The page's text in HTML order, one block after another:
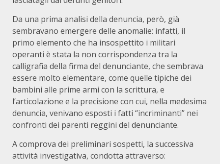
Da una prima analisi della denuncia, però, già
sembravano emergere delle anomalie: infatti, il
primo elemento che ha insospettito i militari
operanti è stata la non corrispondenza tra la
calligrafia della firma del denunciante, che sembrava
essere molto elementare, come quelle tipiche dei
bambini alle prime armi con la scrittura, e
l’articolazione e la precisione con cui, nella medesima
denuncia, venivano esposti i fatti “incriminanti” nei
confronti dei parenti reggini del denunciante.
A comprova dei preliminari sospetti, la successiva
attività investigativa, condotta attraverso: